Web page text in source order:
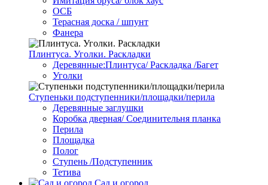
ОСБ
Терасная доска / шпунт
Фанера
Плинтуса. Уголки. Раскладки
Деревянные:Плинтуса/ Раскладка /Багет
Уголки
Ступеньки подступенники/площадки/перила
Деревянные заглушки
Коробка дверная/ Соединительня планка
Перила
Площадка
Полог
Ступень /Подступенник
Тетива
Сад и огород